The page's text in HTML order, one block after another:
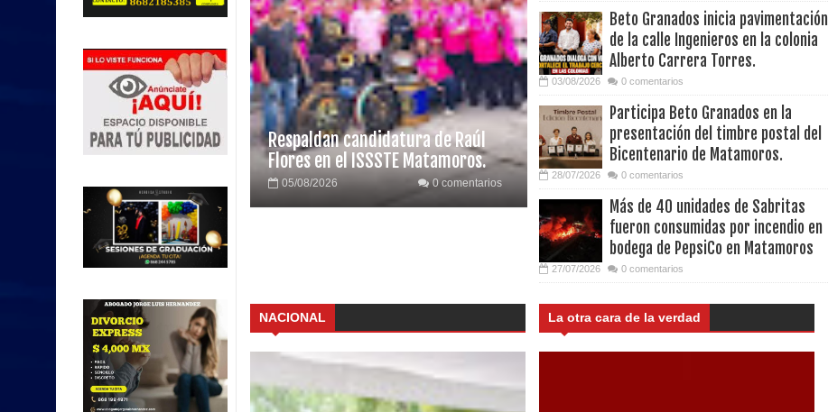
Respaldan candidatura de Raúl
Flores en el ISSSTE Matamoros.
05/08/2026 0 comentarios
Beto Granados inicia pavimentación
de la calle Ingenieros en la colonia
Alberto Carrera Torres.
03/08/2026 0 comentarios
Participa Beto Granados en la
presentación del timbre postal del
Bicentenario de Matamoros.
28/07/2026 0 comentarios
Más de 40 unidades de Sabritas
fueron consumidas por incendio en
bodega de PepsiCo en Matamoros
27/07/2026 0 comentarios
NACIONAL La otra cara de la verdad